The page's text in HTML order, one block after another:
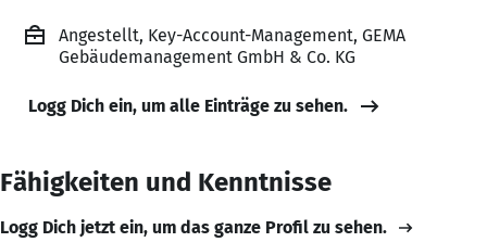
Angestellt, Key-Account-Management, GEMA
Gebäudemanagement GmbH & Co. KG
Logg Dich ein, um alle Einträge zu sehen.
Fähigkeiten und Kenntnisse
Logg Dich jetzt ein, um das ganze Profil zu sehen.